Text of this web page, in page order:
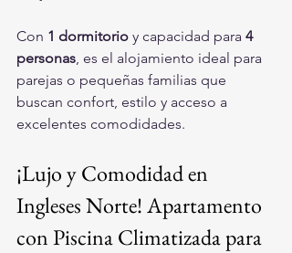
Con 1 dormitorio y capacidad para 4
personas, es el alojamiento ideal para
parejas o pequeñas familias que
buscan confort, estilo y acceso a
excelentes comodidades.
¡Lujo y Comodidad en
Ingleses Norte! Apartamento
con Piscina Climatizada para